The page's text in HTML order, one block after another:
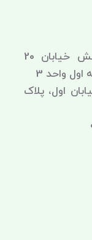
آدرس: دفترمرکزی - کیان آباد، نبش خیابان 20
اول، پلاک